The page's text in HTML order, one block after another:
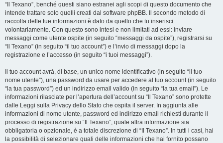
“Il Texano”, benché questi siano estranei agli scopi di questo documento che
intende trattare solo quelli creati dal software phpBB. Il secondo metodo di
raccolta delle tue informazioni è dato da quello che tu inserisci
volontariamente. Con questo sono intesi e non limitati ad essi: inviare
messaggi come utente ospite (in seguito “messaggi da ospite”), registrarsi su
“Il Texano” (in seguito “il tuo account”) e l’invio di messaggi dopo la
registrazione e l’accesso (in seguito “i tuoi messaggi”).
Il tuo account avrà, di base, un unico nome identificativo (in seguito “il tuo
nome utente”), una password da usare per accedere al tuo account (in seguito
“la tua password”) ed un indirizzo email valido (in seguito “la tua email”). Le
informazioni rilasciate per l’apertura dell’account su “Il Texano” sono protette
dalle Leggi sulla Privacy dello Stato che ospita il server. In aggiunta alle
informazioni di nome utente, password ed indirizzo email richiesti durante il
processo di registrazione su “Il Texano”, quale altra informazione sia
obbligatoria o opzionale, è a totale discrezione di “Il Texano”. In tutti i casi, hai
la possibilità di selezionare quali delle informazioni che hai fornito possano